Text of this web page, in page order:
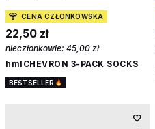
CENA CZŁONKOWSKA
22,50 zł
nieczłonkowie: 45,00 zł
hmlCHEVRON 3-PACK SOCKS
BESTSELLER